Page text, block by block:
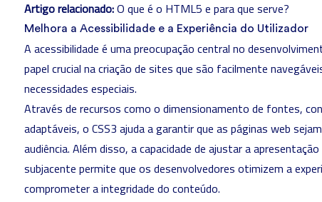
Artigo relacionado:O que é o HTML5 e para que serve?
Melhora a Acessibilidade e a Experiência do Utilizador
A acessibilidade é uma preocupação central no
papel crucial na criação de sites que são facilmente
necessidades especiais.
Através de recursos como o dimensionamento de fontes,
adaptáveis, o CSS3 ajuda a garantir que as páginas web
audiência. Além disso, a capacidade de ajustar a
subjacente permite que os desenvolvedores otimizem a
comprometer a integridade do conteúdo.